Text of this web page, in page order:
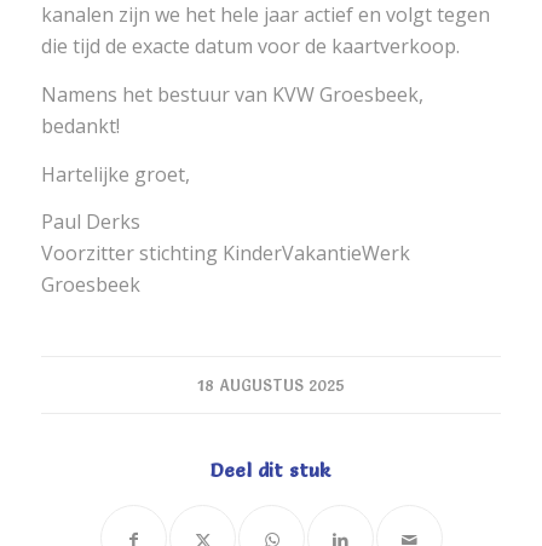
kanalen zijn we het hele jaar actief en volgt tegen
die tijd de exacte datum voor de kaartverkoop.
Namens het bestuur van KVW Groesbeek,
bedankt!
Hartelijke groet,
Paul Derks
Voorzitter stichting KinderVakantieWerk
Groesbeek
18 AUGUSTUS 2025
Deel dit stuk